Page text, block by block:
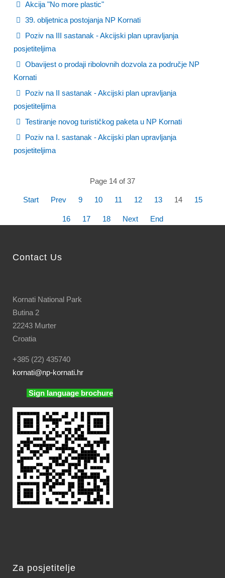
Akcija "No more plastic"
39. obljetnica postojanja NP Kornati
Poziv na III sastanak - Akcijski plan upravljanja
posjetiteljima
Obavijest o prodaji ribolovnih dozvola za područje NP
Kornati
Poziv na II sastanak - Akcijski plan upravljanja
posjetiteljima
Testiranje novog turističkog paketa u NP Kornati
Poziv na I. sastanak - Akcijski plan upravljanja
posjetiteljima
Page 14 of 37
Start Prev 9 10 11 12 13 14 15
16 17 18 Next End
Contact Us
Kornati National Park
Butina 2
22243 Murter
Croatia
+385 (22) 435740
kornati@np-kornati.hr
Sign language brochure
Za posjetitelje